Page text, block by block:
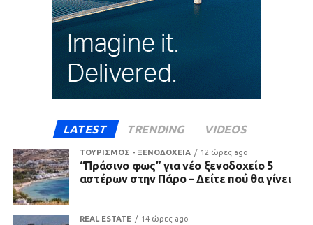
LATEST TRENDING VIDEOS
ΤΟΥΡΙΣΜΟΣ - ΞΕΝΟΔΟΧΕΙΑ 12 ώρες ago
“Πράσινο φως” για νέο ξενοδοχείο 5
αστέρων στην Πάρο – Δείτε πού θα γίνει
REAL ESTATE 14 ώρες ago